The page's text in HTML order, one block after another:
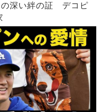
深い絆の証 デコピ